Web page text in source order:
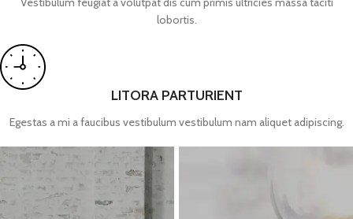
lobortis.
LITORA PARTURIENT
Egestas a mi a faucibus vestibulum vestibulum nam aliquet adipiscing.